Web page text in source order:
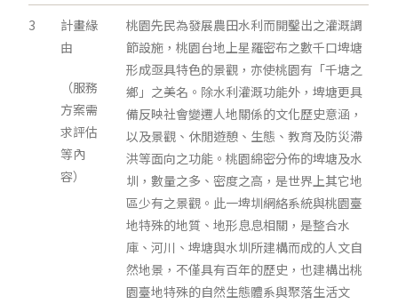
3
計畫緣
由
（服務
方案需
求評估
等內
容）
桃園先民為發展農田水利而開鑿出之灌溉調
節設施，桃園台地上星羅密布之數千口埤塘
形成亟具特色的景觀，亦使桃園有「千塘之
鄉」之美名。除水利灌溉功能外，埤塘更具
備反映社會變遷人地關係的文化歷史意涵，
以及景觀、休閒遊憩、生態、教育及防災滯
洪等面向之功能。桃園綿密分佈的埤塘及水
圳，數量之多、密度之高，是世界上其它地
區少有之景觀。此一埤圳網絡系統與桃園臺
地特殊的地質、地形息息相關，是整合水
庫、河川、埤塘與水圳所建構而成的人文自
然地景，不僅具有百年的歷史，也建構出桃
園臺地特殊的自然生態體系與聚落生活文